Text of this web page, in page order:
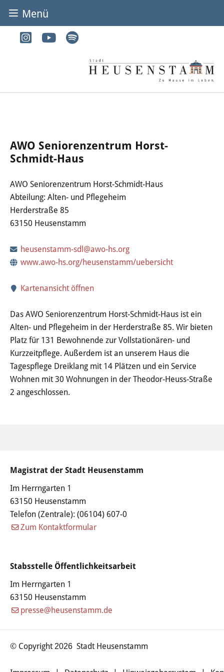
AWO Seniorenzentrum Horst-
Schmidt-Haus
AWO Seniorenzentrum Horst-Schmidt-Haus
Abteilung: Alten- und Pflegeheim
Herderstraße 85
63150 Heusenstamm
heusenstamm-sdl@awo-hs.org
www.awo-hs.org/heusenstamm/uebersicht
Kartenansicht öffnen
Das AWO Seniorenzentrum Horst-Schmidt-Haus ist ein
Alten- und Pflegeheim in der Herderstraße 85. Wir bieten
Platz für 131 Bewohnende zur Vollstationären- und
Kurzzeitpflege. Außerdem ist an unserem Haus die
Tagespflege Dreiklang mit 14 Plätzen und ein Service
Wohnen mit 30 Wohnungen in der Theodor-Heuss-Straße
2 angeschlossen.
Magistrat der Stadt Heusenstamm
Im Herrngarten 1
63150 Heusenstamm
Telefon (Zentrale): (06104) 607-0
Zum Kontaktformular
Stabsstelle Öffentlichkeitsarbeit
Im Herrngarten 1
63150 Heusenstamm
presse@heusenstamm.de
© Copyright 2026 Stadt Heusenstamm
Menü
BÜRGER & STADT
Bürgerbüro
Heirat
Abfall & Entsorgung
Wasser & Abwasser
Verwaltung & Politik
Satzungen & Stadtrecht
Ausschreibungen
Karriere & Ausbildung
Gremien
Kinder- und Jugendparlament
Wahlen
Pressecenter
Aktuelle Meldungen